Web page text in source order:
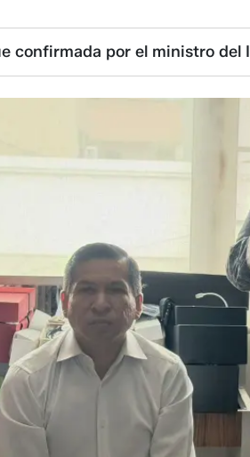
confirmada por el ministro del